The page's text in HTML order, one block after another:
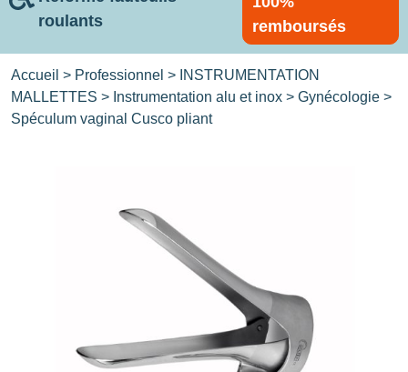
roulants
remboursés
Accueil > Professionnel > INSTRUMENTATION
MALLETTES > Instrumentation alu et inox > Gynécologie >
Spéculum vaginal Cusco pliant